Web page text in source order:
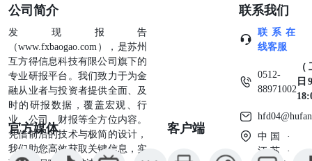
数据继续表现良好，美联储可能今年上半年再次降息。
Waller周四在CNBC上表示，“我们周三得到的通胀数据非常
好”，如果未来的通胀数据和12月CPI一样好，那美联储今年
降息次数可能超过市场预期，时间也会更早。他说，“如果
我们继续看到这样的数据，有理由相信降息可能在上半年到
来”。Waller说自己不完全排除3月份降息。美联储理事
Christopher Waller。Waller表示，官员们对中性利率的预估
中值值意味着今年可能降息三到四次，具体取决于将发布的
经济数据。他说，“这取决于数据，如果数据不配合，那么
降息次数可能减到两次，若通胀很顽固，甚至可能只降息一
次”。 ◆美国12月零售销售普遍增长，假日购物季强劲收
公司简介
发现报告
（www.fxbaogao.com），是苏州
互方得信息科技有限公司旗下的
专业研报平台。我们致力于为金
融从业者与投资者提供全面、及
时的研报数据，覆盖宏观、行
业、公司、财报等全方位内容。
凭借前沿的技术与极简的设计，
我们助您高效获取关键信息，实
官方媒体 客户端
联系我们
联系在
线客服
0512-
88971002
日
中国 ·
江苏 ·